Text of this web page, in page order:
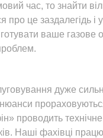
час, то знайти
про це заздалегідь
готувати ваше газове
дуже
проводить
Наші фахівці